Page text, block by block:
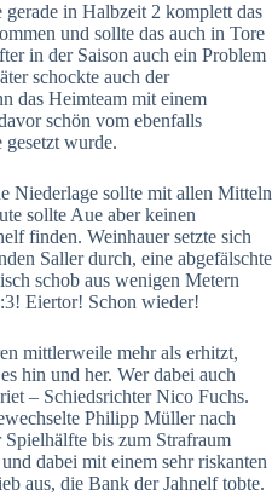
in Halbzeit 2 komplett das
und sollte das auch in Tore
in der Saison auch ein Problem
schockte auch der
das Heimteam mit einem
schön vom ebenfalls
wurde.
Niederlage sollte mit allen Mitteln
sollte Aue aber keinen
finden. Weinhauer setzte sich
Saller durch, eine abgefälschte
schob aus wenigen Metern
Eiertor! Schon wieder!
mittlerweile mehr als erhitzt,
hin und her. Wer dabei auch
– Schiedsrichter Nico Fuchs.
Philipp Müller nach
bis zum Strafraum
dabei mit einem sehr riskanten
aus, die Bank der Jahnelf tobte.